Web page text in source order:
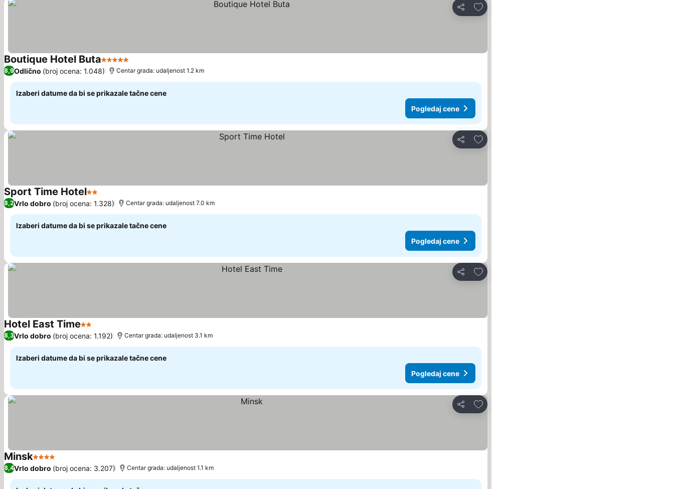
Deli
Dodati u favorite
Boutique Hotel Buta5 Zvezdice
8,9Odlično (broj ocena: 1.048) Centar grada: udaljenost 1.2 km
Izaberi datume da bi se prikazale tačne cene
Pogledaj cene
Deli
Dodati u favorite
Sport Time Hotel2 Zvezdice
8,2Vrlo dobro (broj ocena: 1.328) Centar grada: udaljenost 7.0 km
Izaberi datume da bi se prikazale tačne cene
Pogledaj cene
Deli
Dodati u favorite
Hotel East Time2 Zvezdice
8,3Vrlo dobro (broj ocena: 1.192) Centar grada: udaljenost 3.1 km
Izaberi datume da bi se prikazale tačne cene
Pogledaj cene
Deli
Dodati u favorite
Minsk4 Zvezdice
8,4Vrlo dobro (broj ocena: 3.207) Centar grada: udaljenost 1.1 km